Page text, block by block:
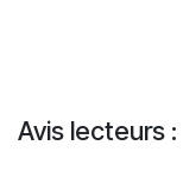
Avis lecteurs :